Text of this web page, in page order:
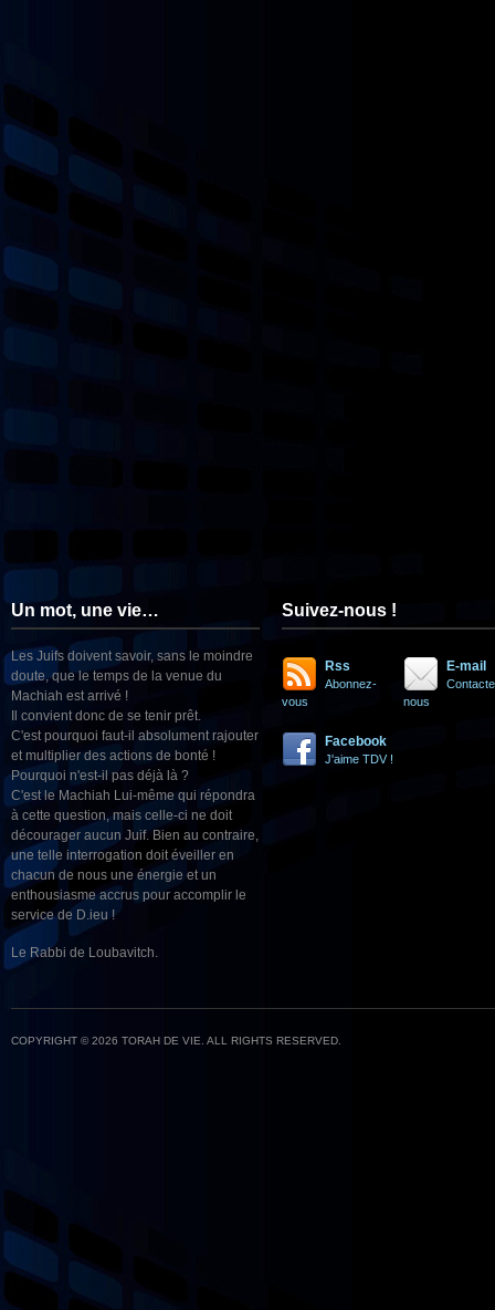
Un mot, une vie…
Les Juifs doivent savoir, sans le moindre
doute, que le temps de la venue du
Machiah est arrivé !
Il convient donc de se tenir prêt.
C'est pourquoi faut-il absolument rajouter
et multiplier des actions de bonté !
Pourquoi n'est-il pas déjà là ?
C'est le Machiah Lui-même qui répondra
à cette question, mais celle-ci ne doit
décourager aucun Juif. Bien au contraire,
une telle interrogation doit éveiller en
chacun de nous une énergie et un
enthousiasme accrus pour accomplir le
service de D.ieu !
Le Rabbi de Loubavitch.
Suivez-nous !
Rss
Abonnez-
vous
E-mail
nous
Facebook
J'aime TDV !
COPYRIGHT © 2026 TORAH DE VIE. ALL RIGHTS RESERVED.